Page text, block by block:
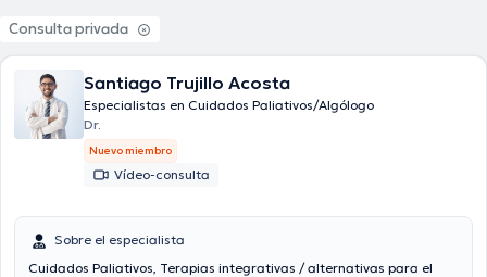
Consulta privada
Santiago Trujillo Acosta
Especialistas en Cuidados Paliativos/Algólogo
Dr.
Nuevo miembro
Vídeo-consulta
Sobre el especialista
Cuidados Paliativos, Terapias integrativas / alternativas para el